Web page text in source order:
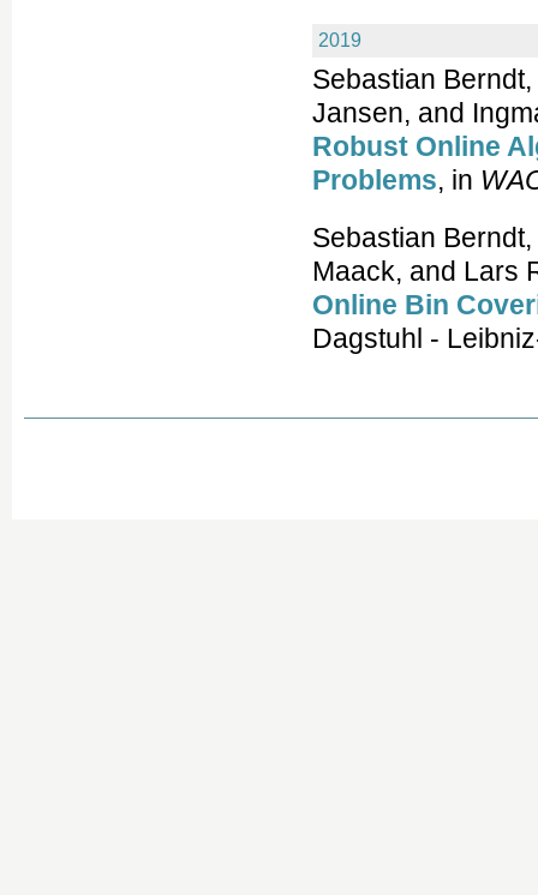
2019
Sebastian
Jansen, and
Robust Online
Problems, in
Sebastian
Maack, and Lars
Online Bin
Dagstuhl -